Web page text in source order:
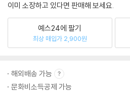
이미 소장하고 있다면 판매해 보세요.
예스24에 팔기
최상 매입가 2,900원
해외배송 가능
문화비소득공제 가능